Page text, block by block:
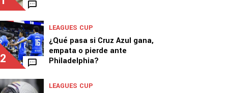
2
LEAGUES CUP
¿Qué pasa si Cruz Azul gana,
empata o pierde ante
Philadelphia?
LEAGUES CUP